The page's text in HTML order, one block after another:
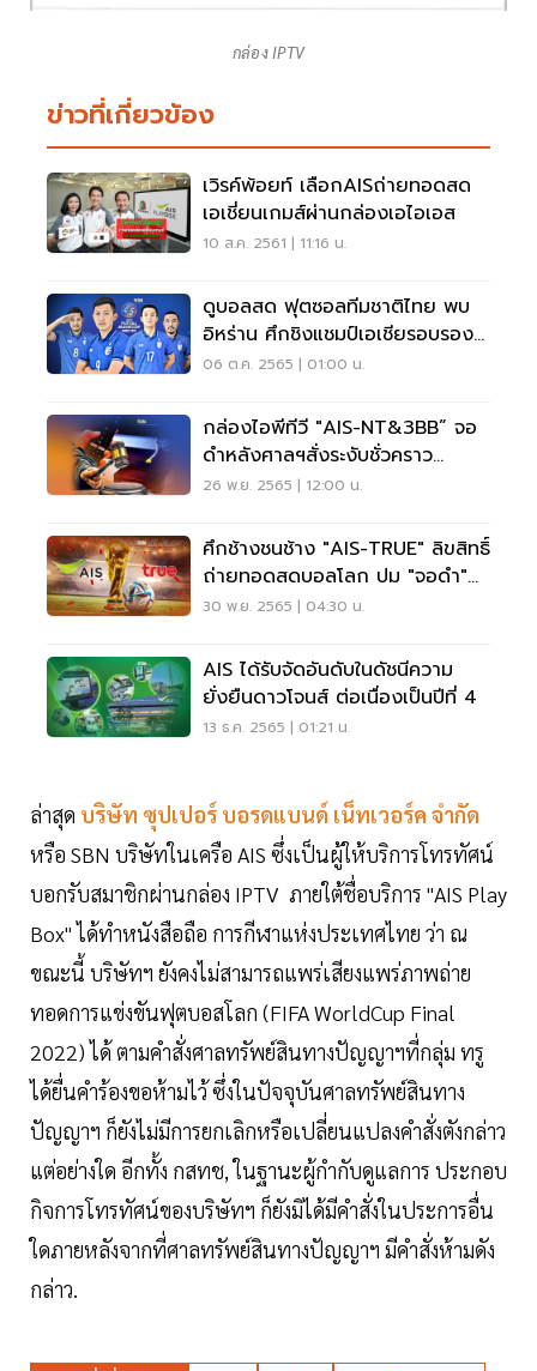
กล่อง IPTV
ข่าวที่เกี่ยวข้อง
เวิรค์พ้อยท์ เลือกAISถ่ายทอดสด
เอเชี่ยนเกมส์ผ่านกล่องเอไอเอส
10 ส.ค. 2561 | 11:16 น.
ดูบอลสด ฟุตซอลทีมชาติไทย พบ
อิหร่าน ศึกชิงแชมป์เอเชียรอบรอง
ชนะเลิศ
06 ต.ค. 2565 | 01:00 น.
กล่องไอพีทีวี "AIS-NT&3BB” จอ
ดำหลังศาลฯสั่งระงับชั่วคราว
ถ่ายทอดสดบอลโลก
26 พ.ย. 2565 | 12:00 น.
ศึกช้างชนช้าง "AIS-TRUE" ลิขสิทธิ์
ถ่ายทอดสดบอลโลก ปม "จอดำ"
กล่องไอพีทีวี
30 พ.ย. 2565 | 04:30 น.
AIS ได้รับจัดอันดับในดัชนีความ
ยั่งยืนดาวโจนส์ ต่อเนื่องเป็นปีที่ 4
13 ธ.ค. 2565 | 01:21 น.
ล่าสุด บริษัท ซุปเปอร์ บอรดแบนด์ เน็ทเวอร์ค จำกัด
หรือ SBN บริษัทในเครือ AIS ซึ่งเป็นผู้ให้บริการโทรทัศน์
บอกรับสมาชิกผ่านกล่อง IPTV ภายใต้ชื่อบริการ "AIS Play
Box" ได้ทำหนังสือถือ การกีฬาแห่งประเทศไทย ว่า ณ
ขณะนี้ บริษัทฯ ยังคงไม่สามารถแพร่เสียงแพร่ภาพถ่าย
ทอดการแข่งขันฟุตบอสโลก (FIFA WorldCup Final
2022) ได้ ตามคำสั่งศาลทรัพย์สินทางปัญญาฯที่กลุ่ม ทรู
ได้ยื่นคำร้องขอห้ามไว้ ซึ่งในปัจจุบันศาลทรัพย์สินทาง
ปัญญาฯ ก็ยังไม่มีการยกเลิกหรือเปลี่ยนแปลงคำสั่งตังกล่าว
แต่อย่างใด อีกทั้ง กสทช, ในฐานะผู้กำกับดูแลการ ประกอบ
กิจการโทรทัศน์ของบริษัทฯ ก็ยังมิได้มีคำสั่งในประการอื่น
ใดภายหลังจากที่ศาลทรัพย์สินทางปัญญาฯ มีคำสั่งห้ามดัง
กล่าว.